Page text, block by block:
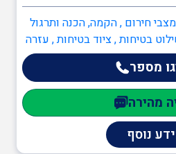
בעבודה
קרינה
אש
חירום , הקמה, הכנה ותרגול
בטיחות , ציוד בטיחות , עזרה
(חומ"ס) , מדריך עבודה
, ממונה בטיחות בעבודה ,
בטיחות אש
מספר
מהירה
נוסף